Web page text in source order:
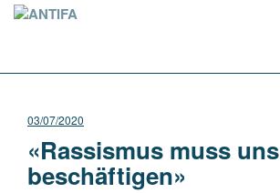
03/07/2020
«Rassismus muss uns
beschäftigen»